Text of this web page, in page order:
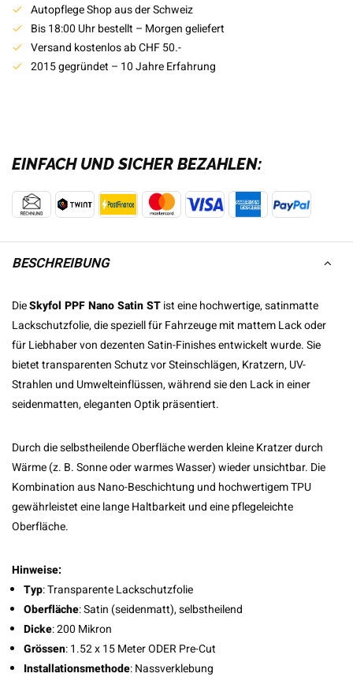
Autopflege Shop aus der Schweiz
Bis 18:00 Uhr bestellt – Morgen geliefert
Versand kostenlos ab CHF 50.-
2015 gegründet – 10 Jahre Erfahrung
EINFACH UND SICHER BEZAHLEN:
BESCHREIBUNG
DieSkyfol PPF Nano Satin STist eine hochwertige, satinmatte
Lackschutzfolie, die speziell für Fahrzeuge mit mattem Lack oder
für Liebhaber von dezenten Satin-Finishes entwickelt wurde. Sie
bietet transparenten Schutz vor Steinschlägen, Kratzern, UV-
Strahlen und Umwelteinflüssen, während sie den Lack in einer
seidenmatten, eleganten Optik präsentiert.
Durch die selbstheilende Oberfläche werden kleine Kratzer durch
Wärme (z. B. Sonne oder warmes Wasser) wieder unsichtbar. Die
Kombination aus Nano-Beschichtung und hochwertigem TPU
gewährleistet eine lange Haltbarkeit und eine pflegeleichte
Oberfläche.
Hinweise:
Typ: Transparente Lackschutzfolie
Oberfläche: Satin (seidenmatt), selbstheilend
Dicke: 200 Mikron
Grössen: 1.52 x 15 Meter ODER Pre-Cut
Installationsmethode: Nassverklebung